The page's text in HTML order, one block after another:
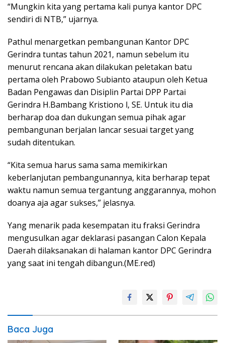
“Mungkin kita yang pertama kali punya kantor DPC
sendiri di NTB,” ujarnya.
Pathul menargetkan pembangunan Kantor DPC
Gerindra tuntas tahun 2021, namun sebelum itu
menurut rencana akan dilakukan peletakan batu
pertama oleh Prabowo Subianto ataupun oleh Ketua
Badan Pengawas dan Disiplin Partai DPP Partai
Gerindra H.Bambang Kristiono l, SE. Untuk itu dia
berharap doa dan dukungan semua pihak agar
pembangunan berjalan lancar sesuai target yang
sudah ditentukan.
“Kita semua harus sama sama memikirkan
keberlanjutan pembangunannya, kita berharap tepat
waktu namun semua tergantung anggarannya, mohon
doanya aja agar sukses,” jelasnya.
Yang menarik pada kesempatan itu fraksi Gerindra
mengusulkan agar deklarasi pasangan Calon Kepala
Daerah dilaksanakan di halaman kantor DPC Gerindra
yang saat ini tengah dibangun.(ME.red)
Baca Juga